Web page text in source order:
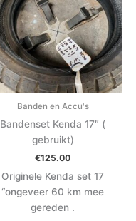
Banden en Accu's
Bandenset Kenda 17″ (
gebruikt)
€125.00
Originele Kenda set 17
“ongeveer 60 km mee
gereden .